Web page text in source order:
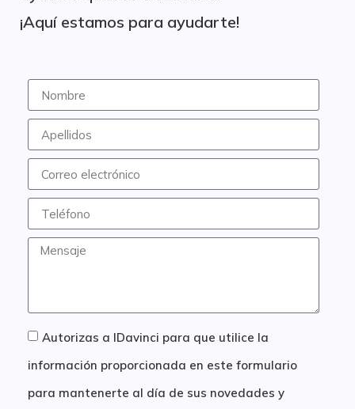
¡Aquí estamos para ayudarte!
Autorizas a IDavinci para que utilice la
información proporcionada en este formulario
para mantenerte al día de sus novedades y